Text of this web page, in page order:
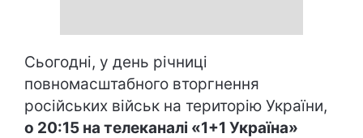
Сьогодні, у день річниці
повномасштабного вторгнення
російських військ на територію України,
о 20:15 на телеканалі «1+1 Україна»